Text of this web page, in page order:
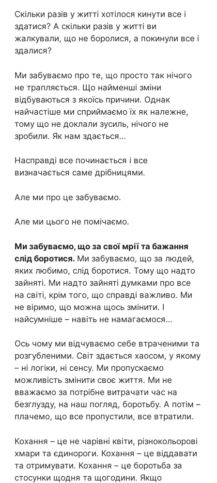
Скільки разів у житті хотілося кинути все і
здатися? А скільки разів у житті ви
жалкували, що не боролися, а покинули все і
здалися?
Ми забуваємо про те, що просто так нічого
не трапляється. Що найменші зміни
відбуваються з якоїсь причини. Однак
найчастіше ми сприймаємо їх як належне,
тому що не доклали зусиль, нічого не
зробили. Як нам здається…
Насправді все починається і все
визначається саме дрібницями.
Але ми про це забуваємо.
Але ми цього не помічаємо.
Ми забуваємо, що за свої мрії та бажання
слід боротися. Ми забуваємо, що за людей,
яких любимо, слід боротися. Тому що надто
зайняті. Ми надто зайняті думками про все
на світі, крім того, що справді важливо. Ми
не віримо, що можна щось змінити. І
найсумніше – навіть не намагаємося…
Ось чому ми відчуваємо себе втраченими та
розгубленими. Світ здається хаосом, у якому
– ні логіки, ні сенсу. Ми пропускаємо
можливість змінити своє життя. Ми не
вважаємо за потрібне витрачати час на
безглузду, на наш погляд, боротьбу. А потім –
плачемо, що все пропустили, все втратили.
Кохання – це не чарівні квіти, різнокольорові
хмари та єдинороги. Кохання – це віддавати
та отримувати. Кохання – це боротьба за
стосунки щодня та щогодини. Якщо